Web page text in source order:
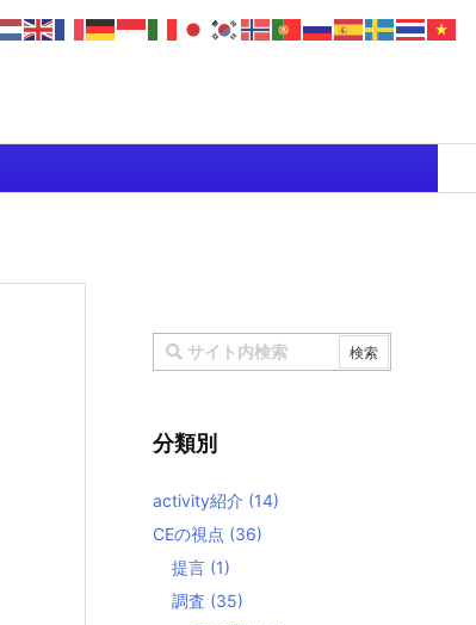
分類別
activity紹介 (14)
CEの視点 (36)
提言 (1)
調査 (35)